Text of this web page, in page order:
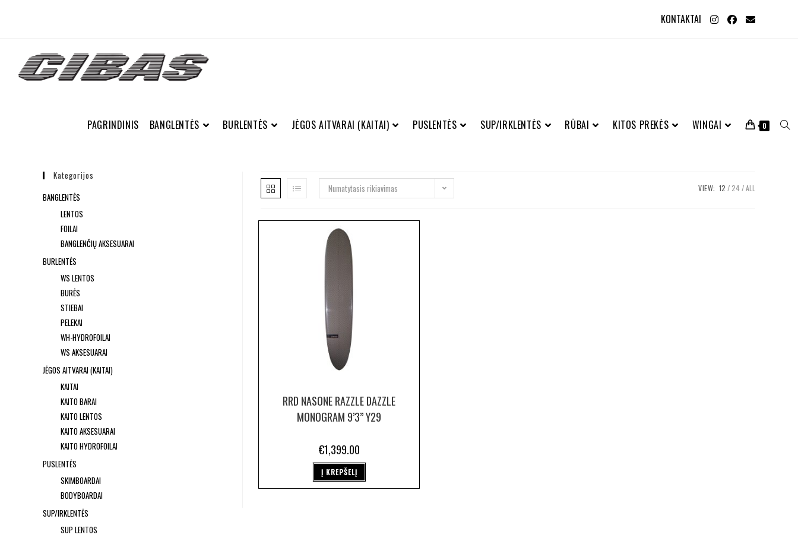
KONTAKTAI
PAGRINDINIS BANGLENTĖS BURLENTĖS JĖGOS AITVARAI (KAITAI) PUSLENTĖS SUP/IRKLENTĖS RŪBAI KITOS PREKĖS WINGAI 0
Numatytasis rikiavimas VIEW: 12 24 ALL
RRD NASONE RAZZLE DAZZLE
MONOGRAM 9’3” Y29
€1,399.00
Į KREPŠELĮ
Kategorijos
BANGLENTĖS
LENTOS
FOILAI
BANGLENČIŲ AKSESUARAI
BURLENTĖS
WS LENTOS
BURĖS
STIEBAI
PELEKAI
WH-HYDROFOILAI
WS AKSESUARAI
JĖGOS AITVARAI (KAITAI)
KAITAI
KAITO BARAI
KAITO LENTOS
KAITO AKSESUARAI
KAITO HYDROFOILAI
PUSLENTĖS
SKIMBOARDAI
BODYBOARDAI
SUP/IRKLENTĖS
SUP LENTOS